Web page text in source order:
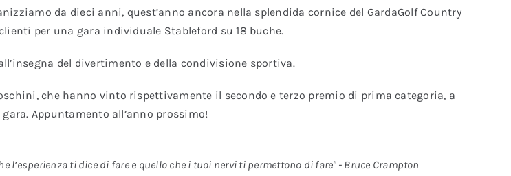
da dieci anni, quest’anno ancora nella splendida cornice del GardaGolf Country
per una gara individuale Stableford su 18 buche.
del divertimento e della condivisione sportiva.
che hanno vinto rispettivamente il secondo e terzo premio di prima categoria, a
Appuntamento all’anno prossimo!
l’esperienza ti dice di fare e quello che i tuoi nervi ti permettono di fare"- Bruce Crampton